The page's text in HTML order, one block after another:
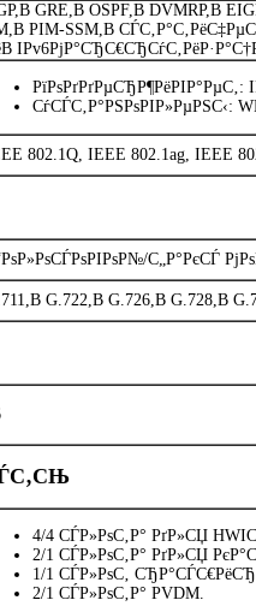
GRE,В OSPF,В DVMRP,В
PIM-SSM,В
СѓСЃС‚Р°РЅРѕРІР»РµРЅС‹:
802.1Q, IEEE 802.1ag, IEEE
С„Р°РєСЃ
G.722,В G.726,В G.728,В
4/4 СЃР»РѕС‚Р° РґР»СЏ
2/1 СЃР»РѕС‚Р° РґР»СЏ
1/1 СЃР»РѕС‚
2/1 СЃР»РѕС‚Р° PVDM.